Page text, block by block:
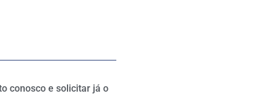
conosco e solicitar já o